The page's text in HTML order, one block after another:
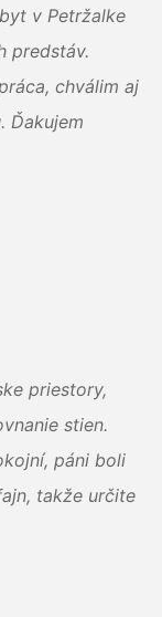
v Petržalke
predstáv.
chválim aj
Ďakujem
priestory,
stien.
páni boli
takže určite